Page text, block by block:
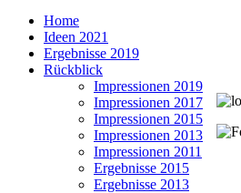
Home
Ideen 2021
Ergebnisse 2019
Rückblick
Impressionen 2019
Impressionen 2017
Impressionen 2015
Impressionen 2013
Impressionen 2011
Ergebnisse 2015
Ergebnisse 2013